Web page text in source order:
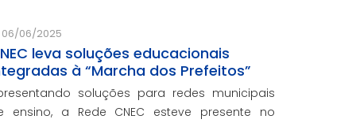
06/06/2025
leva soluções educacionais
à “Marcha dos Prefeitos”
soluções para redes municipais
ensino, a Rede CNEC esteve presente no